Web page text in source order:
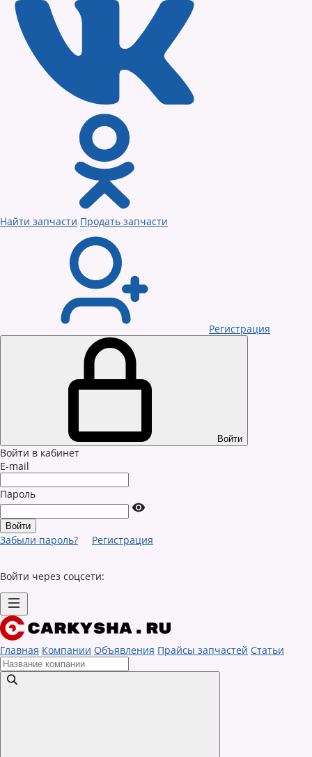
Найти запчасти Продать запчасти
Регистрация
Войти
Войти в кабинет
E-mail
Пароль
Забыли пароль? Регистрация
Войти через соцсети:
Главная Компании Объявления Прайсы запчастей Статьи